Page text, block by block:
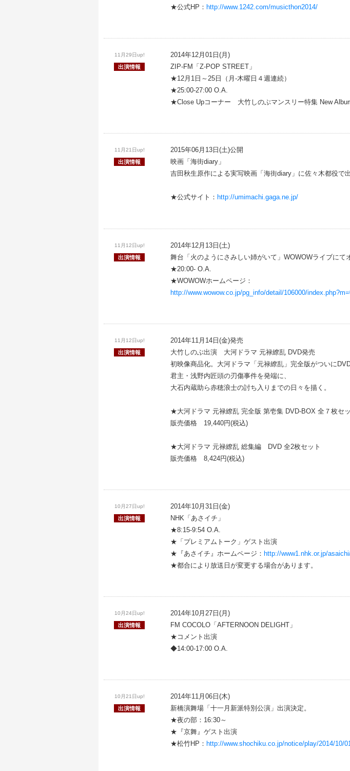
★公式HP： http://www.1242.com/musicthon2014/
11月29日up!
出演情報
2014年12月01日(月)
ZIP-FM「Z-POP STREET」
★12月1日～25日（月-木曜日４週連続）
★25:00-27:00 O.A.
★Close Upコーナー 大竹しのぶマンスリー特集 New
11月21日up!
出演情報
2015年06月13日(土)公開
映画「海街diary」
吉田秋生原作による実写映画「海街diary」に佐々木都役で
★公式サイト： http://umimachi.gaga.ne.jp/
11月12日up!
出演情報
2014年12月13日(土)
舞台「火のようにさみしい姉がいて」WOWOWライブにて
★20:00- O.A.
★WOWOWホームページ：
http://www.wowow.co.jp/pg_info/detail/106000/
11月12日up!
出演情報
2014年11月14日(金)発売
大竹しのぶ出演 大河ドラマ 元禄繚乱 DVD発売
初映像商品化。大河ドラマ「元禄繚乱」完全版がついにDVD
君主・浅野内匠頭の刃傷事件を発端に、
大石内蔵助ら赤穂浪士の討ち入りまでの日々を描く。
★大河ドラマ 元禄繚乱 完全版 第壱集 DVD-BOX 全７枚セ
販売価格 19,440円(税込)
★大河ドラマ 元禄繚乱 総集編 DVD 全2枚セット
販売価格 8,424円(税込)
10月27日up!
出演情報
2014年10月31日(金)
NHK「あさイチ」
★8:15-9:54 O.A.
★「プレミアムトーク」ゲスト出演
★『あさイチ』ホームページ： http://www1.nhk.or.jp/
★都合により放送日が変更する場合があります。
10月24日up!
出演情報
2014年10月27日(月)
FM COCOLO「AFTERNOON DELIGHT」
★コメント出演
◆14:00-17:00 O.A.
10月21日up!
出演情報
2014年11月06日(木)
新橋演舞場「十一月新派特別公演」出演決定。
★夜の部：16:30～
★『京舞』ゲスト出演
★松竹HP： http://www.shochiku.co.jp/notice/play/2014/10/